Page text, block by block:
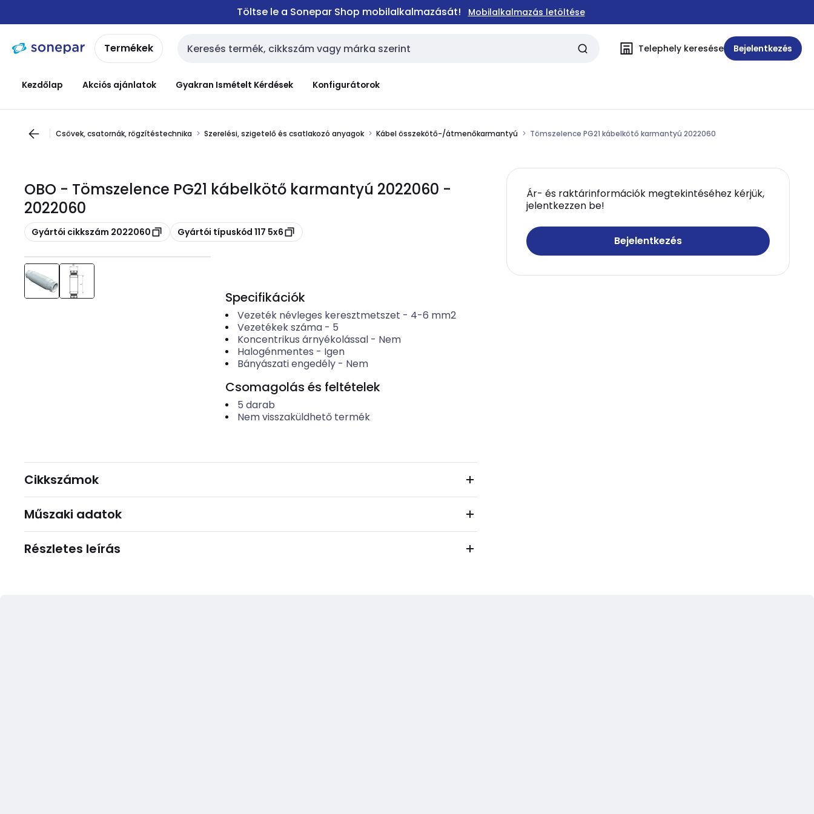
navigációhoztartalomra
Töltse le a Sonepar Shop mobilalkalmazását! Mobilalkalmazás letöltése
Termékek Keresési bemenet Telephely keresése Bejelentkezés
Kezdőlap Akciós ajánlatok Gyakran Ismételt Kérdések Konfigurátorok
Csövek, csatornák, rögzítéstechnika Szerelési, szigetelő és csatlakozó anyagok Kábel összekötő-/átmenőkarmantyú Tömszelence PG21 kábelkötő karmantyú 2022060
OBO - Tömszelence PG21 kábelkötő karmantyú 2022060 -
2022060
Másolás
Gyártói cikkszám 2022060 Másolás
Gyártói típuskód 117 5x6
Ár- és raktárinformációk megtekintéséhez kérjük,
jelentkezzen be!
Bejelentkezés
Specifikációk
Vezeték névleges keresztmetszet - 4-6 mm2
Vezetékek száma- 5
Koncentrikus árnyékolással- Nem
Halogénmentes - Igen
Bányászati engedély- Nem
Csomagolás és feltételek
5 darab
Nem visszaküldhető termék
Cikkszámok
Műszaki adatok
Részletes leírás